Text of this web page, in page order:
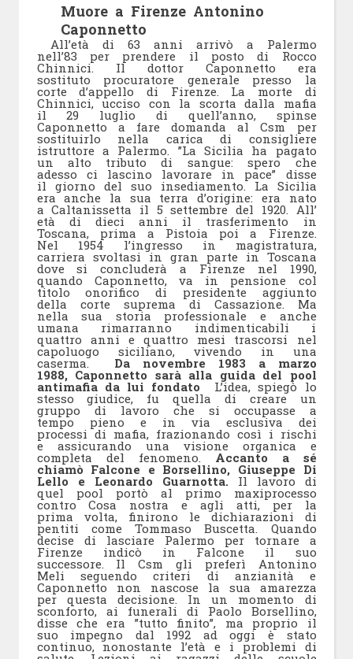
Muore a Firenze Antonino
Caponnetto
All’età di 63 anni arrivò a Palermo
nell’83 per prendere il posto di Rocco
Chinnici. Il dottor Caponnetto era
sostituto procuratore generale presso la
corte d’appello di Firenze. La morte di
Chinnici, ucciso con la scorta dalla mafia
il 29 luglio di quell’anno, spinse
Caponnetto a fare domanda al Csm per
sostituirlo nella carica di consigliere
istruttore a Palermo. ”La Sicilia ha pagato
un alto tributo di sangue: spero che
adesso ci lascino lavorare in pace” disse
il giorno del suo insediamento. La Sicilia
era anche la sua terra d’origine: era nato
a Caltanissetta il 5 settembre del 1920. All’
età di dieci anni il trasferimento in
Toscana, prima a Pistoia poi a Firenze.
Nel 1954 l’ingresso in magistratura,
carriera svoltasi in gran parte in Toscana
dove si concluderà a Firenze nel 1990,
quando Caponnetto, va in pensione col
titolo onorifico di presidente aggiunto
della corte suprema di Cassazione. Ma
nella sua storia professionale e anche
umana rimarranno indimenticabili i
quattro anni e quattro mesi trascorsi nel
capoluogo siciliano, vivendo in una
caserma. Da novembre 1983 a marzo
1988, Caponnetto sarà alla guida del pool
antimafia da lui fondato L’idea, spiegò lo
stesso giudice, fu quella di creare un
gruppo di lavoro che si occupasse a
tempo pieno e in via esclusiva dei
processi di mafia, frazionando così i rischi
e assicurando una visione organica e
completa del fenomeno. Accanto a sé
chiamò Falcone e Borsellino, Giuseppe Di
Lello e Leonardo Guarnotta.Il lavoro di
quel pool portò al primo maxiprocesso
contro Cosa nostra e agli atti, per la
prima volta, finirono le dichiarazioni di
pentiti come Tommaso Buscetta. Quando
decise di lasciare Palermo per tornare a
Firenze indicò in Falcone il suo
successore. Il Csm gli preferì Antonino
Meli seguendo criteri di anzianità e
Caponnetto non nascose la sua amarezza
per questa decisione. In un momento di
sconforto, ai funerali di Paolo Borsellino,
disse che era ”tutto finito”, ma proprio il
suo impegno dal 1992 ad oggi è stato
continuo, nonostante l’età e i problemi di